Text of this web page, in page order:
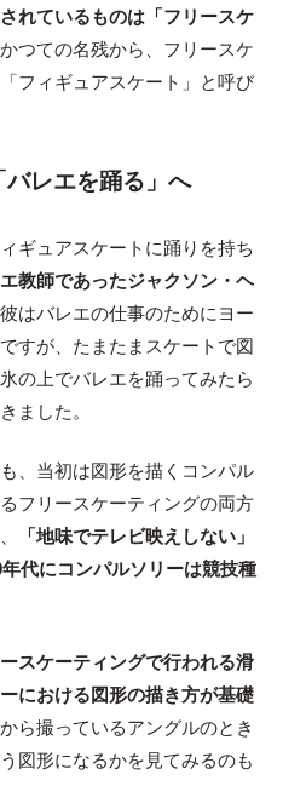
れているものは「フリースケ
つての名残から、フリースケ
フィギュアスケート」と呼び
バレエを踊る」へ
ギュアスケートに踊りを持ち
教師であったジャクソン・ヘ
はバレエの仕事のためにヨー
すが、たまたまスケートで図
の上でバレエを踊ってみたら
ました。
、当初は図形を描くコンパル
フリースケーティングの両方
「地味でテレビ映えしない」
代にコンパルソリーは競技種
スケーティングで行われる滑
における図形の描き方が基礎
ら撮っているアングルのとき
図形になるかを見てみるのも